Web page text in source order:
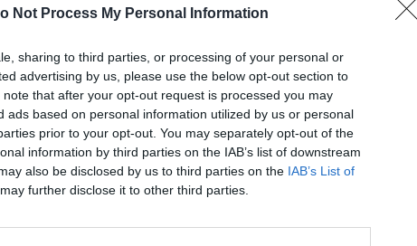
Not Process My Personal Information
sharing to third parties, or processing of your personal or
advertising by us, please use the below opt-out section to
that after your opt-out request is processed you may
ads based on personal information utilized by us or personal
prior to your opt-out. You may separately opt-out of the
information by third parties on the IAB’s list of downstream
also be disclosed by us to third parties on the IAB’s List of
further disclose it to other third parties.
feletted az állami szervek vagy a rendőrség,
a jogaidat. Jogászainkkal azon dolgozunk, hogy mindig legyen